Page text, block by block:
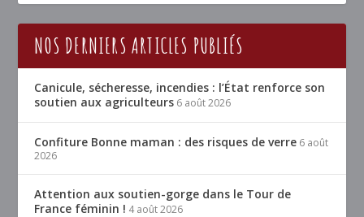
NOS DERNIERS ARTICLES PUBLIÉS
Canicule, sécheresse, incendies : l’État renforce son
soutien aux agriculteurs 6 août 2026
Confiture Bonne maman : des risques de verre 6 août
2026
Attention aux soutien-gorge dans le Tour de
France féminin ! 4 août 2026